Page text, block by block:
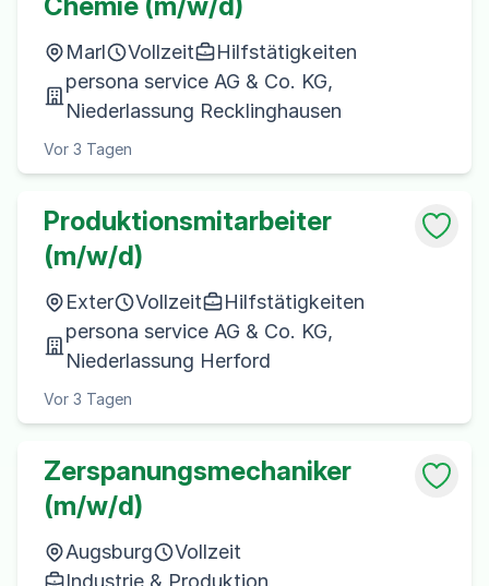
Marl Vollzeit
Hilfstätigkeiten
persona service AG & Co. KG,
Niederlassung Recklinghausen
Vor 3 Tagen
Produktionsmitarbeiter
(m/w/d)
Exter Vollzeit
Hilfstätigkeiten
persona service AG & Co. KG,
Niederlassung Herford
Vor 3 Tagen
Zerspanungsmechaniker
(m/w/d)
Augsburg
Vollzeit
Industrie & Produktion